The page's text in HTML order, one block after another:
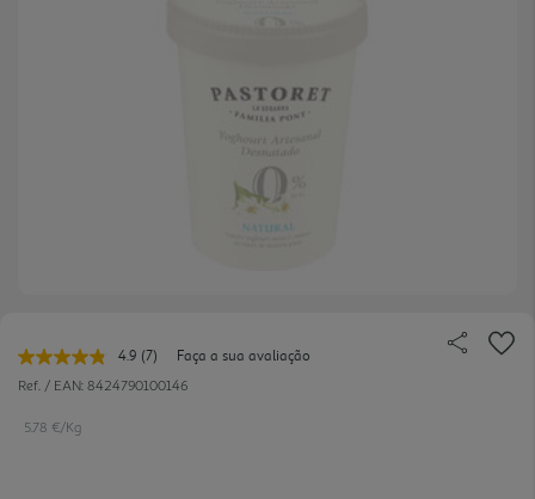
4.9 Leu
7
(7)
Faça a sua avaliação
Ref. / EAN: 8424790100146
5.78 €/Kg